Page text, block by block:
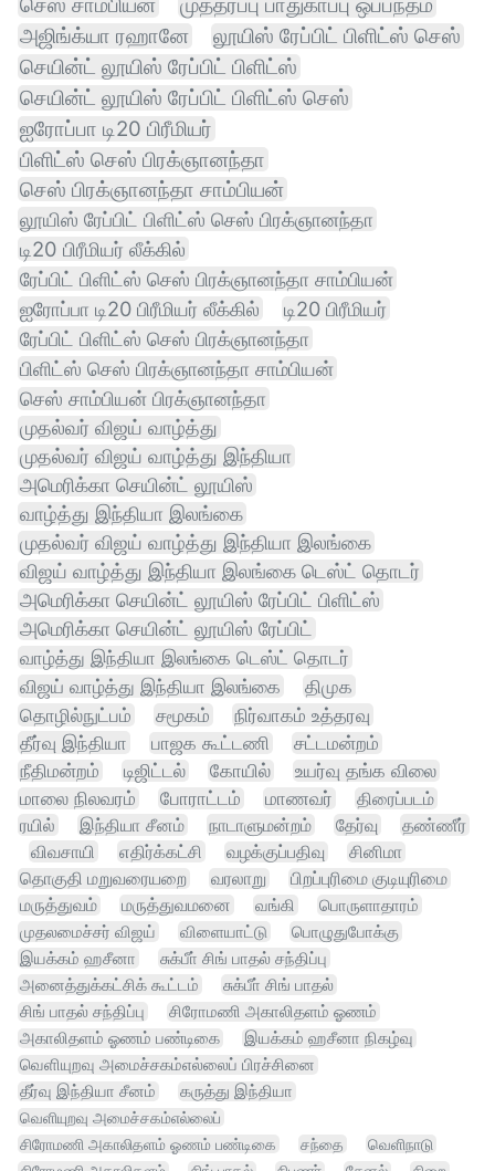
செஸ் சாம்பியன்
முத்தரப்பு பாதுகாப்பு ஒப்பந்தம்
அஜிங்க்யா ரஹானே
லூயிஸ் ரேப்பிட் பிளிட்ஸ் செஸ்
செயின்ட் லூயிஸ் ரேப்பிட் பிளிட்ஸ்
செயின்ட் லூயிஸ் ரேப்பிட் பிளிட்ஸ் செஸ்
ஐரோப்பா டி20 பிரீமியர்
பிளிட்ஸ் செஸ் பிரக்ஞானந்தா
செஸ் பிரக்ஞானந்தா சாம்பியன்
லூயிஸ் ரேப்பிட் பிளிட்ஸ் செஸ் பிரக்ஞானந்தா
டி20 பிரீமியர் லீக்கில்
ரேப்பிட் பிளிட்ஸ் செஸ் பிரக்ஞானந்தா சாம்பியன்
ஐரோப்பா டி20 பிரீமியர் லீக்கில்
டி20 பிரீமியர்
ரேப்பிட் பிளிட்ஸ் செஸ் பிரக்ஞானந்தா
பிளிட்ஸ் செஸ் பிரக்ஞானந்தா சாம்பியன்
செஸ் சாம்பியன் பிரக்ஞானந்தா
முதல்வர் விஜய் வாழ்த்து
முதல்வர் விஜய் வாழ்த்து இந்தியா
அமெரிக்கா செயின்ட் லூயிஸ்
வாழ்த்து இந்தியா இலங்கை
முதல்வர் விஜய் வாழ்த்து இந்தியா இலங்கை
விஜய் வாழ்த்து இந்தியா இலங்கை டெஸ்ட் தொடர்
அமெரிக்கா செயின்ட் லூயிஸ் ரேப்பிட் பிளிட்ஸ்
அமெரிக்கா செயின்ட் லூயிஸ் ரேப்பிட்
வாழ்த்து இந்தியா இலங்கை டெஸ்ட் தொடர்
விஜய் வாழ்த்து இந்தியா இலங்கை
திமுக
தொழில்நுட்பம்
சமூகம்
நிர்வாகம் உத்தரவு
தீர்வு இந்தியா
பாஜக கூட்டணி
சட்டமன்றம்
நீதிமன்றம்
டிஜிட்டல் கோயில்
உயர்வு தங்க விலை
மாலை நிலவரம்
போராட்டம் மாணவர்
திரைப்படம்
ரயில்
இந்தியா சீனம் நாடாளுமன்றம் தேர்வு
தண்ணீர்
விவசாயி
எதிர்க்கட்சி வழக்குப்பதிவு
சினிமா
தொகுதி மறுவரையறை
வரலாறு
பிறப்புரிமை குடியுரிமை
மருத்துவம்
மருத்துவமனை வங்கி
பொருளாதாரம்
முதலமைச்சர் விஜய்
விளையாட்டு
பொழுதுபோக்கு
இயக்கம் ஹசீனா
சுக்பீா் சிங் பாதல் சந்திப்பு
அனைத்துக்கட்சிக் கூட்டம்
சுக்பீா் சிங் பாதல்
சிங் பாதல் சந்திப்பு
சிரோமணி அகாலிதளம் ஓணம்
அகாலிதளம் ஓணம் பண்டிகை
இயக்கம் ஹசீனா நிகழ்வு
வெளியுறவு அமைச்சகம்எல்லைப் பிரச்சினை
தீர்வு இந்தியா சீனம்
கருத்து இந்தியா
வெளியுறவு அமைச்சகம்எல்லைப்
சிரோமணி அகாலிதளம் ஓணம் பண்டிகை
சந்தை
வெளிநாடு